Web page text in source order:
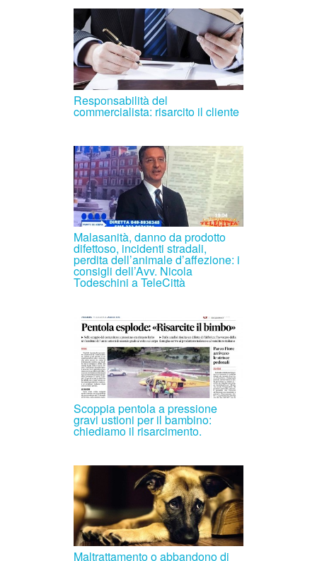
Responsabilità del
commercialista: risarcito il cliente
Malasanità, danno da prodotto
difettoso, incidenti stradali,
perdita dell’animale d’affezione: i
consigli dell’Avv. Nicola
Todeschini a TeleCittà
Scoppia pentola a pressione
gravi ustioni per il bambino:
chiediamo il risarcimento.
Maltrattamento o abbandono di